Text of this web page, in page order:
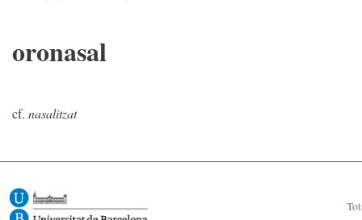
oronasal
cf. nasalitzat
Image